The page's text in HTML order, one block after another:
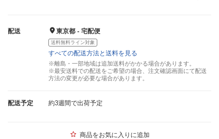
配送 東京都 - 宅配便
送料無料ライン対象
すべての配送方法と送料を見る
※離島・一部地域は追加送料がかかる場合があります。
※最安送料での配送をご希望の場合、注文確認画面にて配送
方法の変更が必要な場合があります。
配送予定 約3週間で出荷予定
商品をお気に入りに追加